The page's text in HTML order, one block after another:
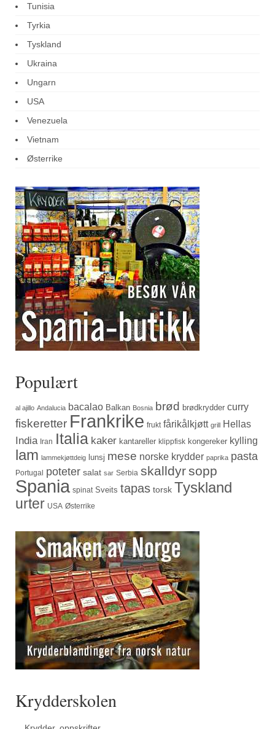
Tunisia
Tyrkia
Tyskland
Ukraina
Ungarn
USA
Venezuela
Vietnam
Østerrike
Populært
al ajillo Andalucia bacalao Balkan Bosnia brød brødkrydder curry
fiskeretter Frankrike frukt fårikålkjøtt grill Hellas
India Iran Italia kaker kantareller klippfisk kongereker kylling
lam lammekjøttdeig lunsj mese norske krydder paprika pasta
Portugal poteter salat sar Serbia skalldyrsopp
Spania spinat Sveits tapas torsk Tyskland
urter USA Østerrike
Krydderskolen